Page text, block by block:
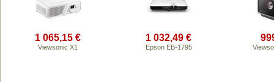
1 065,15 €
Viewsonic X1
1 032,49 €
Epson EB-1795